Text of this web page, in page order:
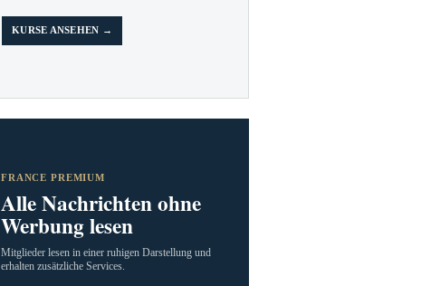
KURSE ANSEHEN →
FRANCE PREMIUM
Alle Nachrichten ohne
Werbung lesen
Mitglieder lesen in einer ruhigen Darstellung und
erhalten zusätzliche Services.